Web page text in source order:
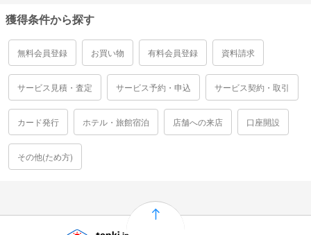
獲得条件から探す
無料会員登録 お買い物 有料会員登録 資料請求
サービス見積・査定 サービス予約・申込 サービス契約・取引
カード発行 ホテル・旅館宿泊 店舗への来店 口座開設
その他(ため方)